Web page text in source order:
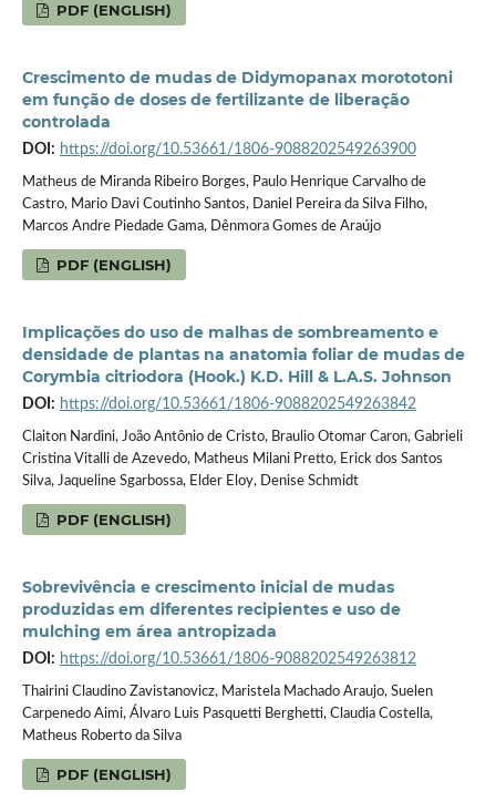
PDF (ENGLISH)
Crescimento de mudas de Didymopanax morototoni
em função de doses de fertilizante de liberação
controlada
DOI: https://doi.org/10.53661/1806-9088202549263900
Matheus de Miranda Ribeiro Borges, Paulo Henrique Carvalho de
Castro, Mario Davi Coutinho Santos, Daniel Pereira da Silva Filho,
Marcos Andre Piedade Gama, Dênmora Gomes de Araújo
PDF (ENGLISH)
Implicações do uso de malhas de sombreamento e
densidade de plantas na anatomia foliar de mudas de
Corymbia citriodora (Hook.) K.D. Hill & L.A.S. Johnson
DOI: https://doi.org/10.53661/1806-9088202549263842
Claiton Nardini, João Antônio de Cristo, Braulio Otomar Caron, Gabrieli
Cristina Vitalli de Azevedo, Matheus Milani Pretto, Erick dos Santos
Silva, Jaqueline Sgarbossa, Elder Eloy, Denise Schmidt
PDF (ENGLISH)
Sobrevivência e crescimento inicial de mudas
produzidas em diferentes recipientes e uso de
mulching em área antropizada
DOI: https://doi.org/10.53661/1806-9088202549263812
Thairini Claudino Zavistanovicz, Maristela Machado Araujo, Suelen
Carpenedo Aimi, Álvaro Luis Pasquetti Berghetti, Claudia Costella,
Matheus Roberto da Silva
PDF (ENGLISH)